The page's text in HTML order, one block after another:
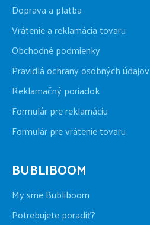
Doprava a platba
Vrátenie a reklamácia tovaru
Obchodné podmienky
Pravidlá ochrany osobných údajov
Reklamačný poriadok
Formulár pre reklamáciu
Formulár pre vrátenie tovaru
BUBLIBOOM
My sme Bubliboom
Potrebujete poradiť?